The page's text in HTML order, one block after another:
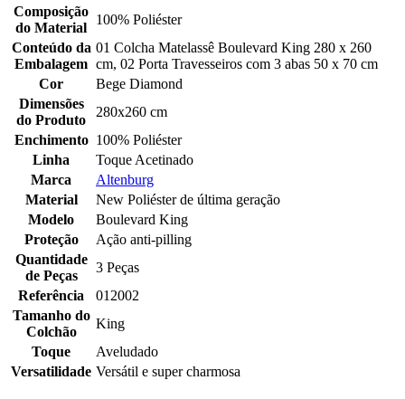
Composição
do Material
100% Poliéster
Conteúdo da
Embalagem
01 Colcha Matelassê Boulevard King 280 x 260
cm, 02 Porta Travesseiros com 3 abas 50 x 70 cm
Cor
Bege Diamond
Dimensões
do Produto
280x260 cm
Enchimento 100% Poliéster
Linha
Toque Acetinado
Marca
Altenburg
Material
New Poliéster de última geração
Modelo
Boulevard King
Proteção
Ação anti-pilling
Quantidade
de Peças
3 Peças
Referência
012002
Tamanho do
Colchão
King
Toque
Aveludado
Versatilidade Versátil e super charmosa